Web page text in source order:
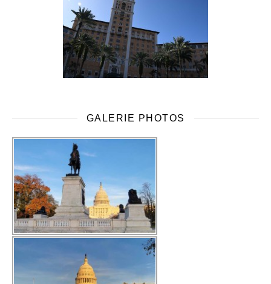
GALERIE PHOTOS